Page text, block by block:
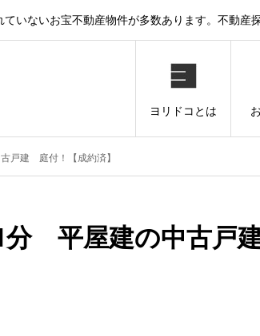
いないお宝不動産物件が多数あります。不動産
ヨリドコとは
戸建 庭付！【成約済】
分 平屋建の中古戸